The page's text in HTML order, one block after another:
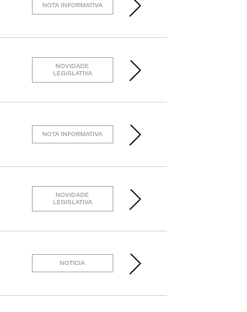
NOTA INFORMATIVA
NOVIDADE
LEGISLATIVA
NOTA INFORMATIVA
NOVIDADE
LEGISLATIVA
NOTÍCIA